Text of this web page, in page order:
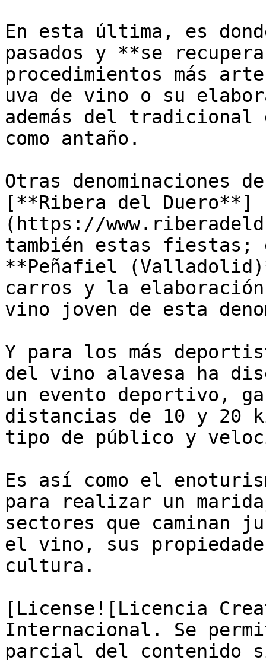
En esta última, es
pasados y **se
procedimientos más
uva de vino o su
además del tradicional
como antaño.
Otras denominaciones
[**Ribera del Duero**]
(https://
también estas
**Peñafiel
carros y la
vino joven de esta
Y para los más
del vino alavesa ha
un evento deportivo,
distancias de 10 y 20
tipo de público y
Es así como el
para realizar un
sectores que caminan
el vino, sus
cultura.
[License![Licencia
Internacional. Se
parcial del contenido